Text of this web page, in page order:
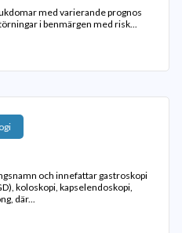
med varierande prognos
i benmärgen med risk...
och innefattar gastroskopi
koloskopi, kapselendoskopi,
där...